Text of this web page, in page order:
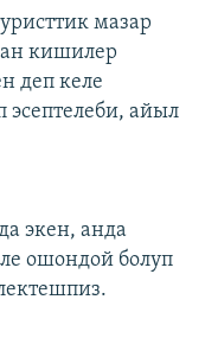
мазар
кишилер
деп келе
эсептелеби, айыл
экен, анда
ошондой болуп